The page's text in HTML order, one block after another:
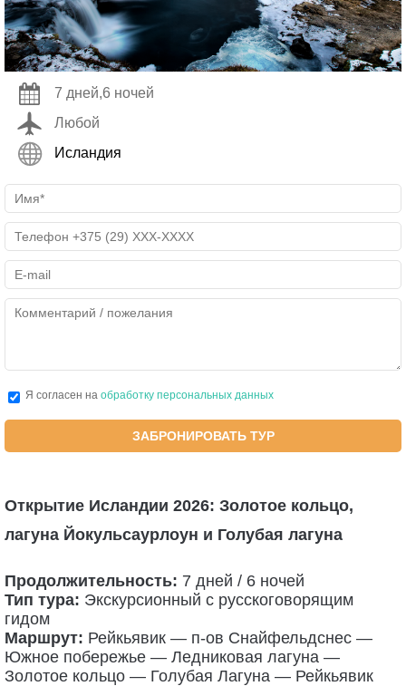
7 дней,6 ночей
Любой
Исландия
Я согласен на обработку персональных данных
ЗАБРОНИРОВАТЬ ТУР
Открытие Исландии 2026: Золотое кольцо,
лагуна Йокульсаурлоун и Голубая лагуна
Продолжительность: 7 дней / 6 ночей
Тип тура: Экскурсионный с русскоговорящим
гидом
Маршрут: Рейкьявик — п-ов Снайфельдснес —
Южное побережье — Ледниковая лагуна —
Золотое кольцо — Голубая Лагуна — Рейкьявик